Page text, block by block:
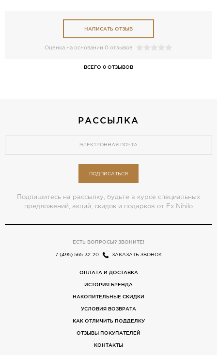
НАПИСАТЬ ОТЗЫВ
Оценка на основании 0 отзывов
ВСЕГО 0 ОТЗЫВОВ
РАССЫЛКА
ПОДПИСАТЬСЯ
Подпишитесь на рассылку, будьте в курсе специальных
предложений, акций, скидок и подарков от Ex Nihilo
ЕСТЬ ВОПРОСЫ? ЗВОНИТЕ!
7 (495) 565-32-20 ЗАКАЗАТЬ ЗВОНОК
ОПЛАТА И ДОСТАВКА
ИСТОРИЯ БРЕНДА
НАКОПИТЕЛЬНЫЕ СКИДКИ
УСЛОВИЯ ВОЗВРАТА
КАК ОТЛИЧИТЬ ПОДДЕЛКУ
ОТЗЫВЫ ПОКУПАТЕЛЕЙ
КОНТАКТЫ